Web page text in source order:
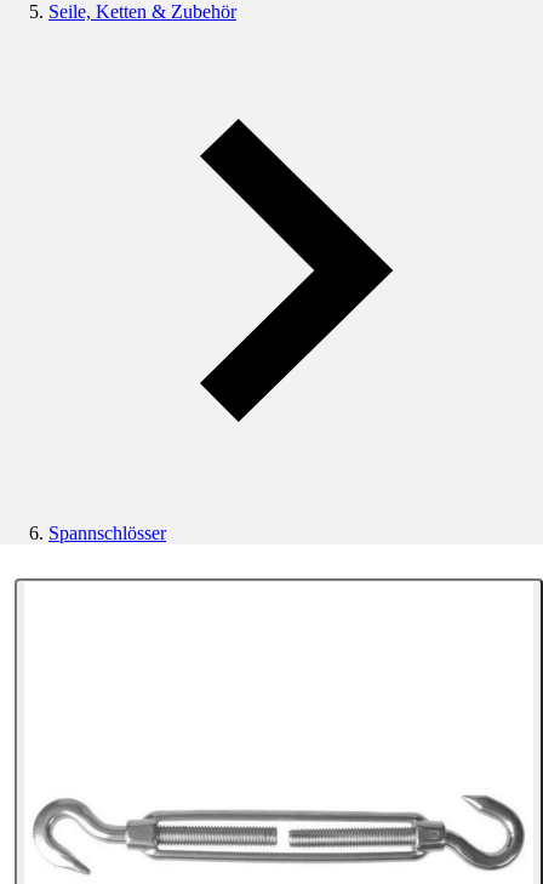
Seile, Ketten & Zubehör
Spannschlösser